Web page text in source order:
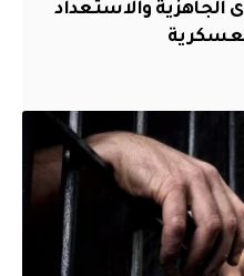
الجاهزية والاستعداد